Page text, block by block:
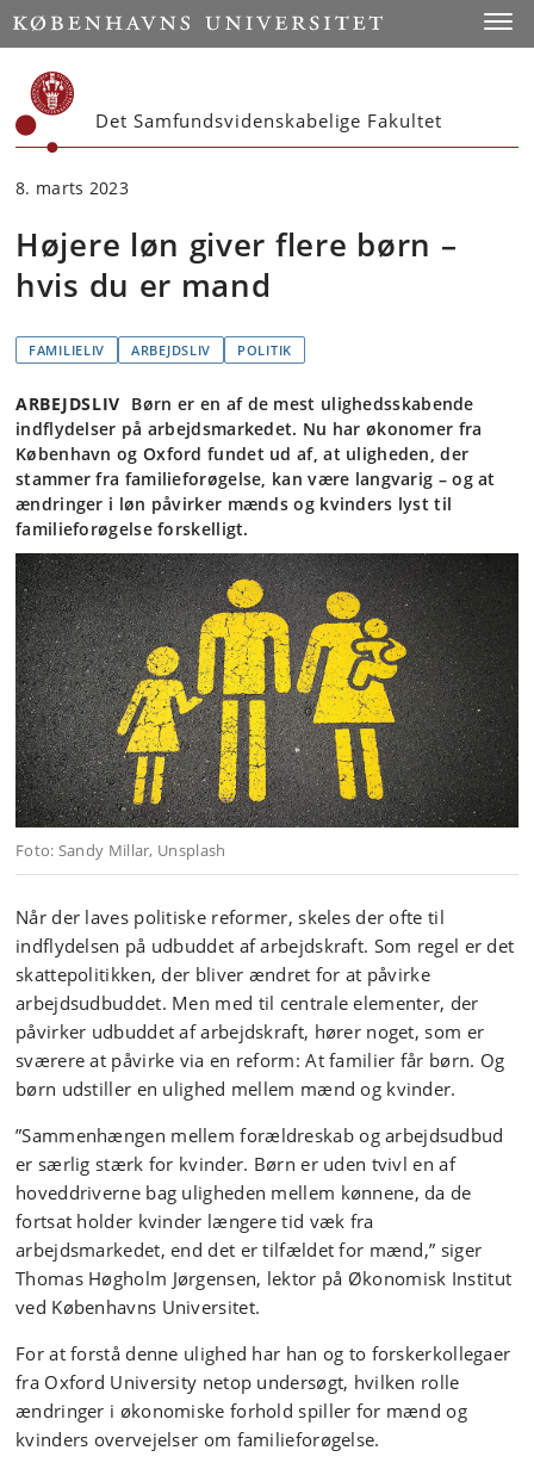
Start
Det Samfundsvidenskabelige Fakultet
8. marts 2023
Højere løn giver flere børn –
hvis du er mand
FAMILIELIV ARBEJDSLIV POLITIK
ARBEJDSLIV Børn er en af de mest ulighedsskabende
indflydelser på arbejdsmarkedet. Nu har økonomer fra
København og Oxford fundet ud af, at uligheden, der
stammer fra familieforøgelse, kan være langvarig – og at
ændringer i løn påvirker mænds og kvinders lyst til
familieforøgelse forskelligt.
Foto: Sandy Millar, Unsplash
Når der laves politiske reformer, skeles der ofte til
indflydelsen på udbuddet af arbejdskraft. Som regel er det
skattepolitikken, der bliver ændret for at påvirke
arbejdsudbuddet. Men med til centrale elementer, der
påvirker udbuddet af arbejdskraft, hører noget, som er
sværere at påvirke via en reform: At familier får børn. Og
børn udstiller en ulighed mellem mænd og kvinder.
”Sammenhængen mellem forældreskab og arbejdsudbud
er særlig stærk for kvinder. Børn er uden tvivl en af
hoveddriverne bag uligheden mellem kønnene, da de
fortsat holder kvinder længere tid væk fra
arbejdsmarkedet, end det er tilfældet for mænd,” siger
Thomas Høgholm Jørgensen, lektor på Økonomisk Institut
ved Københavns Universitet.
For at forstå denne ulighed har han og to forskerkollegaer
fra Oxford University netop undersøgt, hvilken rolle
ændringer i økonomiske forhold spiller for mænd og
kvinders overvejelser om familieforøgelse.